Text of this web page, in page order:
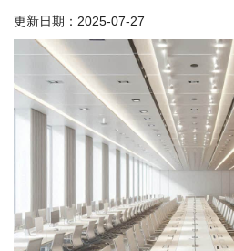
更新日期： 2025-07-27